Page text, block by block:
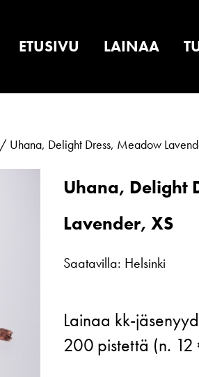
ETUSIVU LAINAA
/ Uhana, Delight Dress, Meadow
Uhana, Delight
Lavender, XS
Saatavilla: Helsinki
Delight
Dress,
Lainaa kk-
200 pistettä (n.